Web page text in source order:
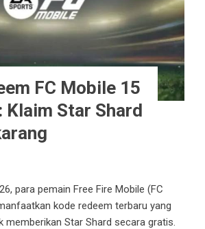
FC Mobile 15
Klaim Star Shard
para pemain Free Fire Mobile (FC
kode redeem terbaru yang
memberikan Star Shard secara gratis.